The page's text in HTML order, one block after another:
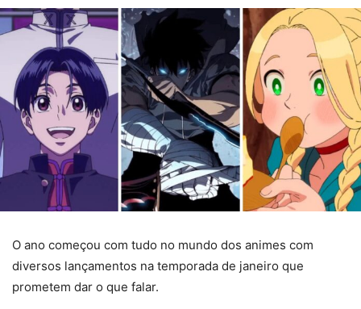
O ano começou com tudo no mundo dos animes com
diversos lançamentos na temporada de janeiro que
prometem dar o que falar.